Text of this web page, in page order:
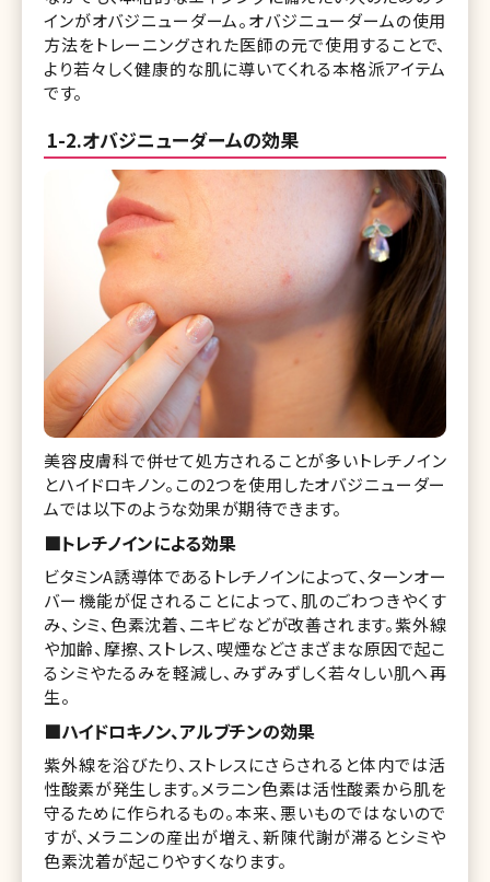
インがオバジニューダーム。オバジニューダームの使用
方法をトレーニングされた医師の元で使用することで、
より若々しく健康的な肌に導いてくれる本格派アイテム
です。
1-2.オバジニューダームの効果
美容皮膚科で併せて処方されることが多いトレチノイン
とハイドロキノン。この2つを使用したオバジニューダー
ムでは以下のような効果が期待できます。
■トレチノインによる効果
ビタミンA誘導体であるトレチノインによって、ターンオー
バー機能が促されることによって、肌のごわつきやくす
み、シミ、色素沈着、ニキビなどが改善されます。紫外線
や加齢、摩擦、ストレス、喫煙などさまざまな原因で起こ
るシミやたるみを軽減し、みずみずしく若々しい肌へ再
生。
■ハイドロキノン、アルブチンの効果
紫外線を浴びたり、ストレスにさらされると体内では活
性酸素が発生します。メラニン色素は活性酸素から肌を
守るために作られるもの。本来、悪いものではないので
すが、メラニンの産出が増え、新陳代謝が滞るとシミや
色素沈着が起こりやすくなります。